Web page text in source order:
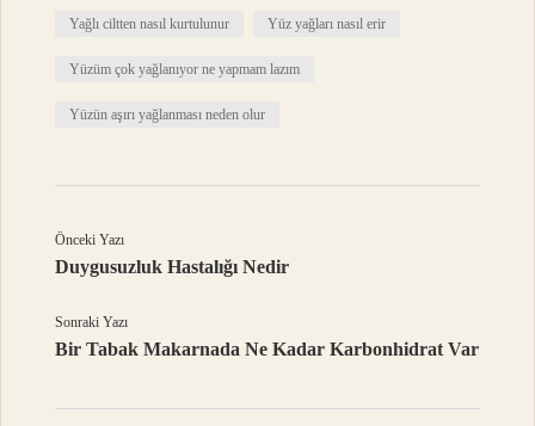
Yağlı ciltten nasıl kurtulunur Yüz yağları nasıl erir
Yüzüm çok yağlanıyor ne yapmam lazım
Yüzün aşırı yağlanması neden olur
Önceki Yazı
Duygusuzluk Hastalığı Nedir
Sonraki Yazı
Bir Tabak Makarnada Ne Kadar Karbonhidrat Var